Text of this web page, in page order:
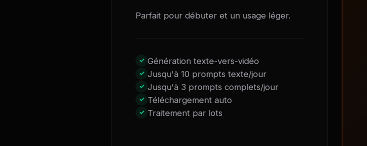
Parfait pour débuter et un usage léger.
Génération texte-vers-vidéo
Jusqu'à 10 prompts texte/jour
Jusqu'à 3 prompts complets/jour
Téléchargement auto
Traitement par lots